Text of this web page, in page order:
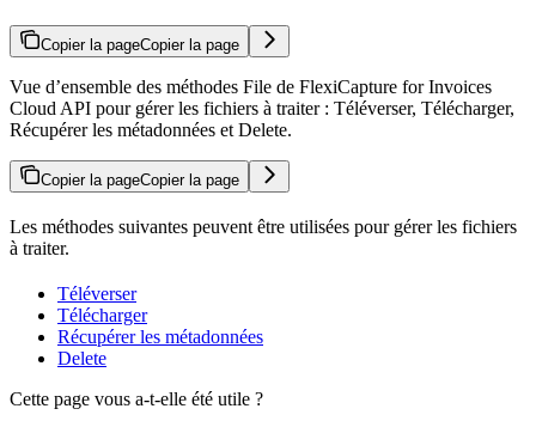
Copier la pageCopier la page
Vue d’ensemble des méthodes File de FlexiCapture for Invoices
Cloud API pour gérer les fichiers à traiter : Téléverser, Télécharger,
Récupérer les métadonnées et Delete.
Copier la pageCopier la page
Les méthodes suivantes peuvent être utilisées pour gérer les fichiers
à traiter.
Téléverser
Télécharger
Récupérer les métadonnées
Delete
Cette page vous a-t-elle été utile ?